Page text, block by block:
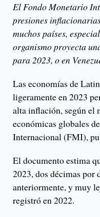
El Fondo Monetario
presiones
muchos países,
organismo proyecta
para 2023, o en
Las economías de
ligeramente en 2023
alta inflación, según el
económicas globales
Internacional (FMI),
El documento estima
2023, dos décimas por
anteriormente, y muy
registró en 2022.